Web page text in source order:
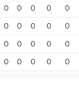
0 0 0 0 0
0 0 0 0 0
0 0 0 0 0
0 0 0 0 0